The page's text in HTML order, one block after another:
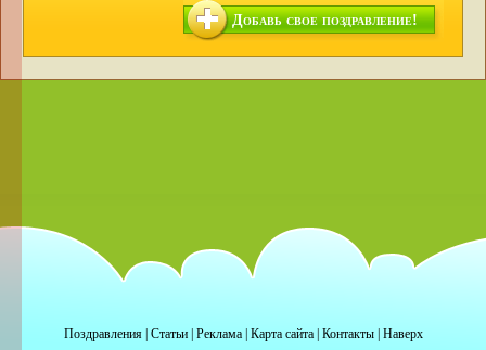
Добавь свое поздравление!
Поздравления| Статьи| Реклама| Карта сайта| Контакты| Наверх